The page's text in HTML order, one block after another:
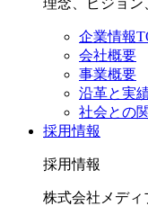
企業情報
会社概要
事業概要
沿革と実
社会との
採用情報
採用情報
株式会社メデ